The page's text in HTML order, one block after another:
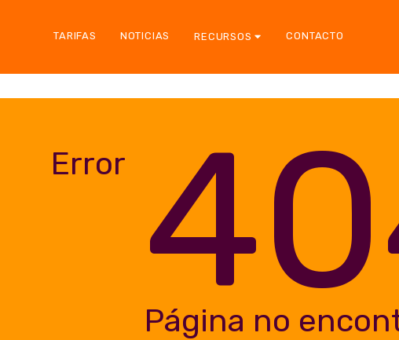
TARIFAS NOTICIAS RECURSOS CONTACTO
Error
Página no